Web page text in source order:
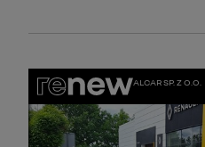
ALCAR SP. Z O.O.